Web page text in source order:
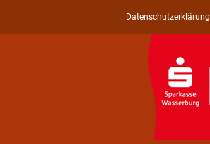
Datenschutzerklärung